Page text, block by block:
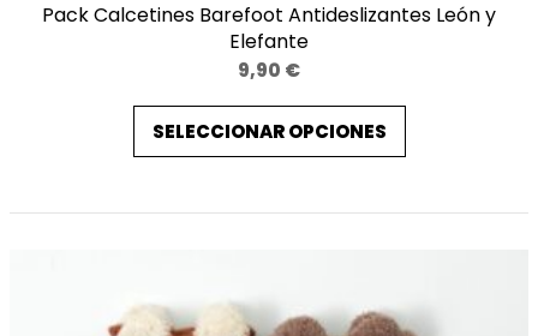
Pack Calcetines Barefoot Antideslizantes León y
Elefante
9,90 €
SELECCIONAR OPCIONES